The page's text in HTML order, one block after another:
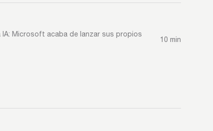
Microsoft acaba de lanzar sus propios
10 min